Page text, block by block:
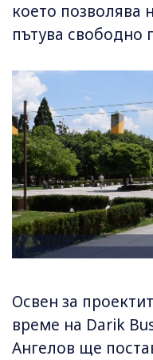
което позволява
пътува свободно
Освен за
време на Darik
Ангелов ще